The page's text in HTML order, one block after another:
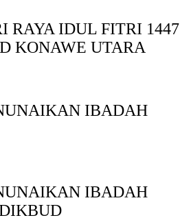
RAYA IDUL FITRI 1447
KONAWE UTARA
IBADAH
IBADAH